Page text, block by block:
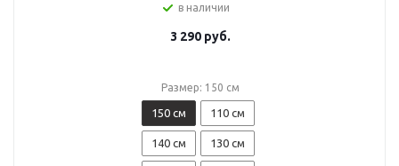
в наличии
3 290руб.
Размер: 150 см
150 см 110 см
140 см 130 см